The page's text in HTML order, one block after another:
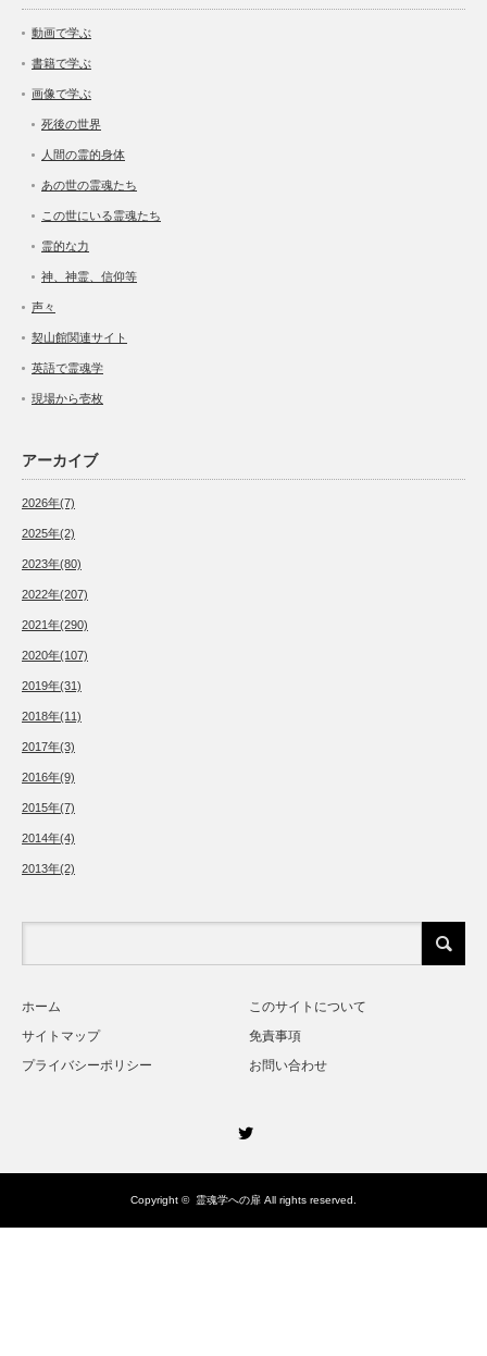
動画で学ぶ
書籍で学ぶ
画像で学ぶ
死後の世界
人間の霊的身体
あの世の霊魂たち
この世にいる霊魂たち
霊的な力
神、神霊、信仰等
声々
契山館関連サイト
英語で霊魂学
現場から壱枚
アーカイブ
2026年(7)
2025年(2)
2023年(80)
2022年(207)
2021年(290)
2020年(107)
2019年(31)
2018年(11)
2017年(3)
2016年(9)
2015年(7)
2014年(4)
2013年(2)
ホーム
このサイトについて
サイトマップ
免責事項
プライバシーポリシー
お問い合わせ
Copyright © 霊魂学への扉 All rights reserved.